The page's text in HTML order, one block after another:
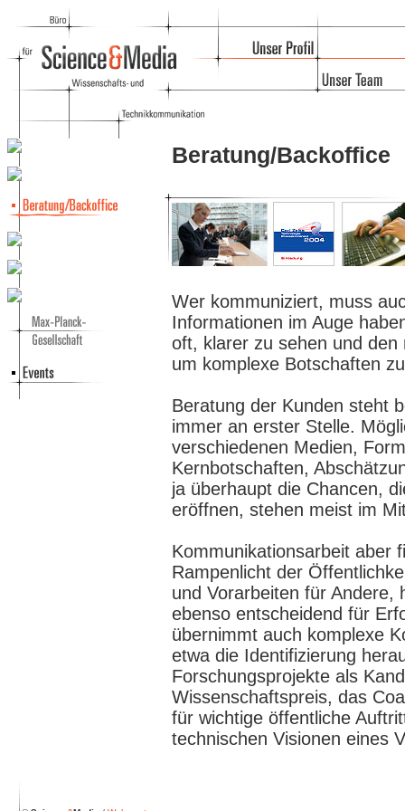
Beratung/Backoffice
Wer kommuniziert, muss
Informationen im Auge
oft, klarer zu sehen und
um komplexe Botschaften
Beratung der Kunden steht
immer an erster Stelle.
verschiedenen Medien,
Kernbotschaften,
ja überhaupt die Chancen,
eröffnen, stehen meist im
Kommunikationsarbeit aber
Rampenlicht der
und Vorarbeiten für Andere,
ebenso entscheidend für
übernimmt auch komplexe
etwa die Identifizierung
Forschungsprojekte als
Wissenschaftspreis, das
für wichtige öffentliche
technischen Visionen eines